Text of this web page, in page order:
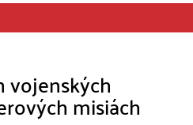
vojenských
misiách